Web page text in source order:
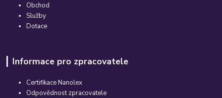
Obchod
Služby
Dotace
Informace pro zpracovatele
Certifikace Nanolex
Odpovědnost zpracovatele